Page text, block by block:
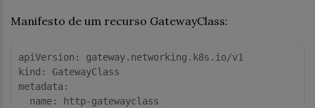
Manifesto de um recurso GatewayClass:
apiVersion:
kind:
metadata:
  name: